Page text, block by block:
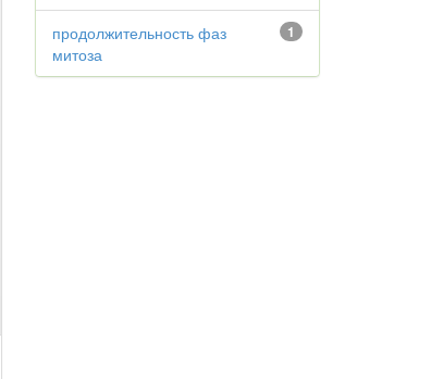
1
продолжительность фаз
митоза